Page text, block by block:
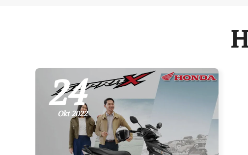
24
Okt 2022